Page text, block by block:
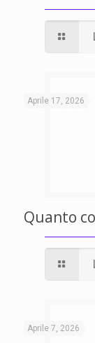
Aprile 17, 2026
Quanto
Aprile 7, 2026